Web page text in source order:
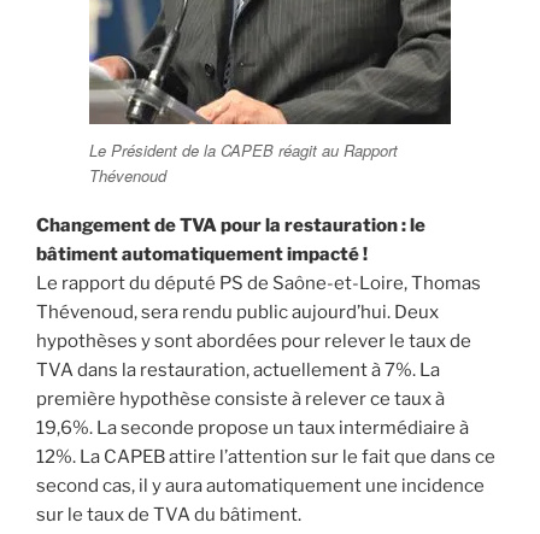
Le Président de la CAPEB réagit au Rapport
Thévenoud
Changement de TVA pour la restauration : le
bâtiment automatiquement impacté !
Le rapport du député PS de Saône-et-Loire, Thomas
Thévenoud, sera rendu public aujourd’hui. Deux
hypothèses y sont abordées pour relever le taux de
TVA dans la restauration, actuellement à 7%. La
première hypothèse consiste à relever ce taux à
19,6%. La seconde propose un taux intermédiaire à
12%. La CAPEB attire l’attention sur le fait que dans ce
second cas, il y aura automatiquement une incidence
sur le taux de TVA du bâtiment.